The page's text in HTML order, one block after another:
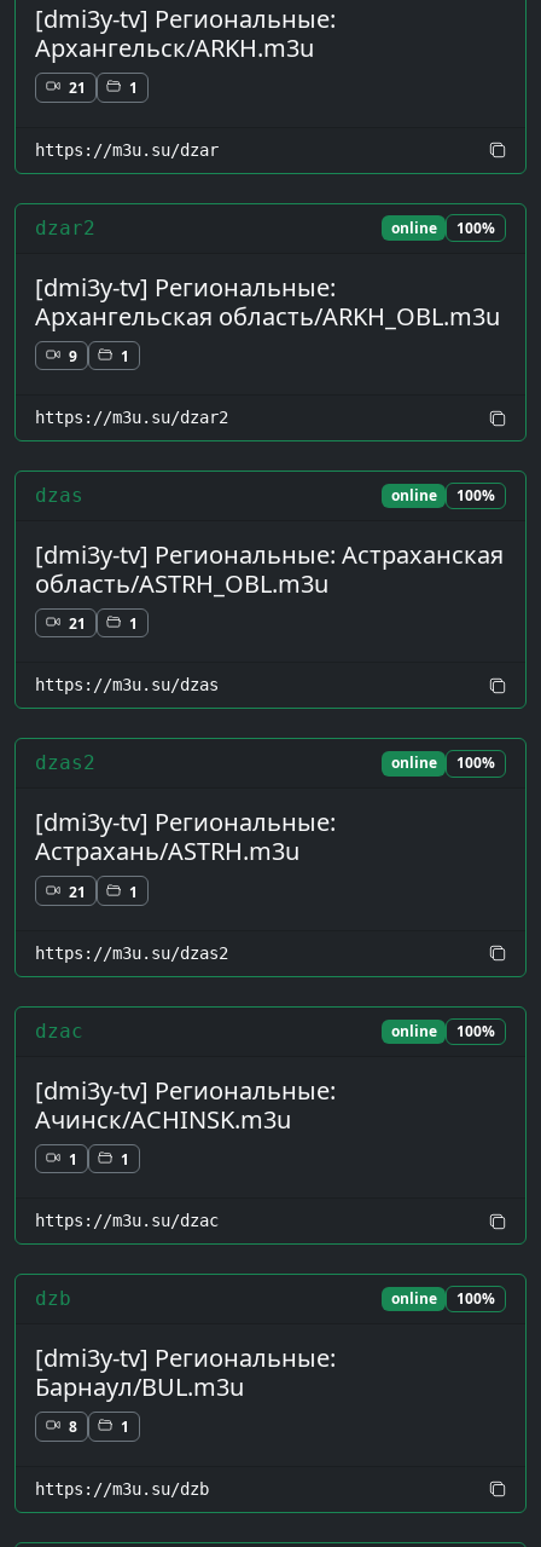
[dmi3y-tv] Региональные:
Архангельск/ARKH.m3u
21 1
https://m3u.su/dzar
dzar2 online 100%
[dmi3y-tv] Региональные:
Архангельская область/ARKH_OBL.m3u
9 1
https://m3u.su/dzar2
dzas online 100%
[dmi3y-tv] Региональные: Астраханская
область/ASTRH_OBL.m3u
21 1
https://m3u.su/dzas
dzas2 online 100%
[dmi3y-tv] Региональные:
Астрахань/ASTRH.m3u
21 1
https://m3u.su/dzas2
dzac online 100%
[dmi3y-tv] Региональные:
Ачинск/ACHINSK.m3u
1 1
https://m3u.su/dzac
dzb online 100%
[dmi3y-tv] Региональные:
Барнаул/BUL.m3u
8 1
https://m3u.su/dzb